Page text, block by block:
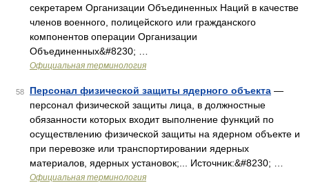
секретарем Организации Объединенных Наций в качестве
членов военного, полицейского или гражданского
компонентов операции Организации
Объединенных&#8230; …
Официальная терминология
58 Персонал физической защиты ядерного объекта —
персонал физической защиты лица, в должностные
обязанности которых входит выполнение функций по
осуществлению физической защиты на ядерном объекте и
при перевозке или транспортировании ядерных
материалов, ядерных установок;... Источник:&#8230; …
Официальная терминология